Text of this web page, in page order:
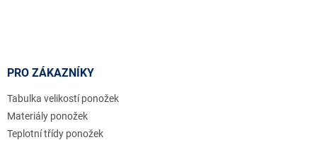
PRO ZÁKAZNÍKY
Tabulka velikostí ponožek
Materiály ponožek
Teplotní třídy ponožek